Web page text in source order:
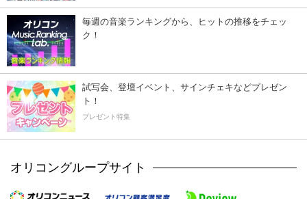
毎週の音楽ランキングから、ヒットの推移をチェッ
ク！
試写会、登壇イベント、サインチェキなどプレゼン
ト！
プレゼント特集
オリコングループサイト